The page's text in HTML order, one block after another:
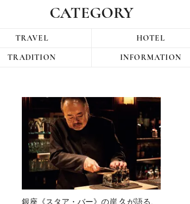
CATEGORY
TRAVEL HOTEL
TRADITION INFORMATION
銀座《スタア・バー》の岸 久が語る、